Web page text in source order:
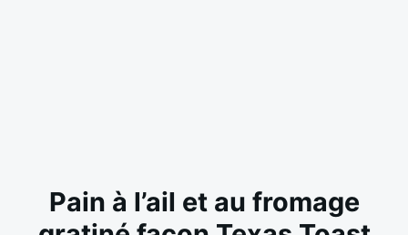
Pain à l’ail et au fromage